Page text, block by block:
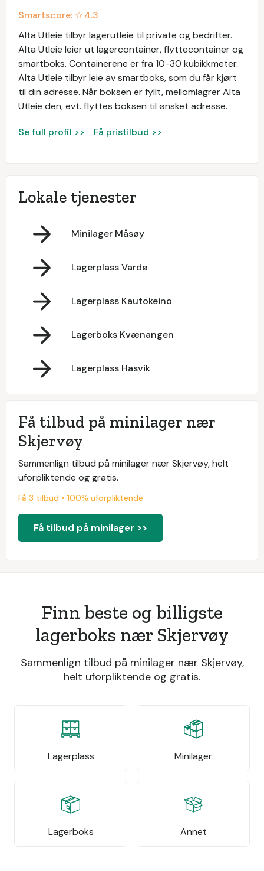
Smartscore: ☆4.3
Alta Utleie tilbyr lagerutleie til private og bedrifter.
Alta Utleie leier ut lagercontainer, flyttecontainer og
smartboks. Containerene er fra 10-30 kubikkmeter.
Alta Utleie tilbyr leie av smartboks, som du får kjørt
til din adresse. Når boksen er fyllt, mellomlagrer Alta
Utleie den, evt. flyttes boksen til ønsket adresse.
Se full profil >> Få pristilbud >>
Lokale tjenester
Minilager Måsøy
Lagerplass Vardø
Lagerplass Kautokeino
Lagerboks Kvænangen
Lagerplass Hasvik
Få tilbud på minilager nær
Skjervøy
Sammenlign tilbud på minilager nær Skjervøy, helt
uforpliktende og gratis.
Få 3 tilbud • 100% uforpliktende
Få tilbud på minilager >>
Finn beste og billigste
lagerboks nær Skjervøy
Sammenlign tilbud på minilager nær Skjervøy,
helt uforpliktende og gratis.
Lagerplass Minilager
Lagerboks Annet